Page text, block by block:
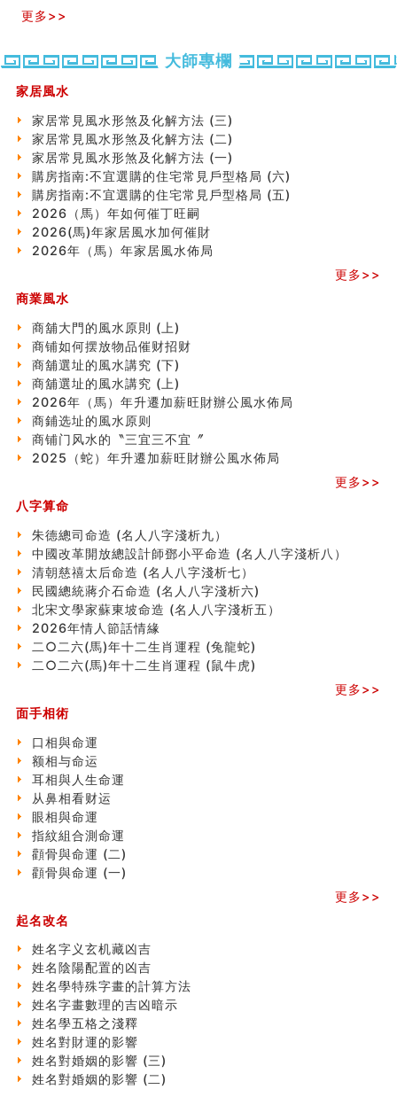
玄空本义(九)
人的面相看财运
玄空本义(八)
中國改革開放總設計師鄧小平命造 (名人八字淺析八）
测字（实例解释）
精选1000个五行属火的字
玄空本义(七)
刘燮鈞讲人相 手纹与命运(二)
商铺如何摆放物品催财招财
极其旺夫的女人面相
家居常見風水形煞及化解方法 (二)
居家風水懶人包！房子煞氣怎麼看？風水禁忌有哪些？有
這樣風水的房子別�
南半球的八字如何推排
玄空本义(六)
额相与命运
风水先生林琅仙的传说
从痣看相
姓名陰陽配置的凶吉
六爻測住宅風水 (四)
玄空本义 (五)
财务办公室风水布局
八字算命：女命八字里日坐伤官克夫？
六爻算卦：我俩之间是否还命中有未尽的缘分？
订婚就是定结婚日子吗
清朝慈禧太后命造 (名人八字淺析七）
玄空本义 (三)
飞灵山传说故事
命理解说：想请问什么时候能够遇到姻缘结婚？
商舖選址的風水講究 (下)
吉凶神跳上大运时的断法【四柱技巧】
玄空本义 (二)
大門風水五大禁忌！大門風水擺設？門中門風水解方？
出现这几种面相桃花泛
寓意好的五行属水的汉字有哪些？五行属水的汉字大全
玄空本义 (一)
＂天下第一关＂的由来
无名指长的人有艺术天赋？手指长短能看出什么？
六爻測住宅風水 (三)
別再一知半解！正解住宅風水十大禁忌
《盲派命理》 ( 十六）
風水辟邪大全
八字天干合化详解
手指饱满福运加身，这种手相福运在何处？
八字铁口直断经验总结五十条
《高岛易断》(四)
民間風水知識九十四條
马斯克八字分析
饭店餐馆风水布局知识
六爻占卜中如何预测官运、事业运？
《高岛易断》(三)
更多>>
大師專欄
家居風水
家居常見風水形煞及化解方法 (三)
家居常見風水形煞及化解方法 (二)
家居常見風水形煞及化解方法 (一)
購房指南:不宜選購的住宅常見戶型格局 (六)
購房指南:不宜選購的住宅常見戶型格局 (五)
2026（馬）年如何催丁旺嗣
2026(馬)年家居風水加何催財
2026年（馬）年家居風水佈局
更多>>
商業風水
商舖大門的風水原則 (上)
商铺如何摆放物品催财招财
商舖選址的風水講究 (下)
商舖選址的風水講究 (上)
2026年（馬）年升遷加薪旺財辦公風水佈局
商鋪选址的風水原则
商铺门风水的〝三宜三不宜〞
2025（蛇）年升遷加薪旺財辦公風水佈局
更多>>
八字算命
朱德總司命造 (名⼈⼋字淺析九）
中國改革開放總設計師鄧小平命造 (名人八字淺析八）
清朝慈禧太后命造 (名人八字淺析七）
民國總統蔣介石命造 (名人八字淺析六)
北宋文學家蘇東坡命造 (名人八字淺析五）
2026年情人節話情緣
二○二六(馬)年十二生肖運程 (兔龍蛇)
二○二六(馬)年十二生肖運程 (鼠牛虎)
更多>>
面手相術
口相與命運
额相与命运
耳相與人生命運
从鼻相看财运
眼相與命運
指紋組合測命運
顴骨與命運 (二)
顴骨與命運 (一)
更多>>
起名改名
姓名字义玄机藏凶吉
姓名陰陽配置的凶吉
姓名學特殊字畫的計算方法
姓名字畫數理的吉凶暗示
姓名學五格之淺釋
姓名對財運的影響
姓名對婚姻的影響 (三)
姓名對婚姻的影響 (二)